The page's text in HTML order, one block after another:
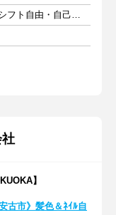
週1日以上 1日4時間以上 シフト自由・自己申告
】
古市》髪色＆ﾈｲﾙ自